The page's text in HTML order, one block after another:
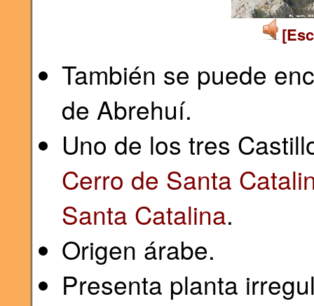
También se puede
de Abrehuí.
Uno de los tres
Cerro de Santa
Santa Catalina.
Origen árabe.
Presenta planta